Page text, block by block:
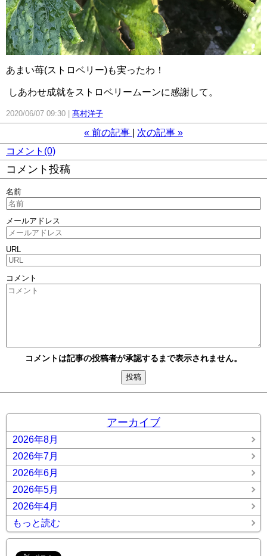
あまい苺(ストロベリー)も実ったわ！
しあわせ成就をストロベリームーンに感謝して。
2020/06/07 09:30 髙村洋子
« 前の記事 次の記事 »
コメント(0)
コメント投稿
名前
メールアドレス
URL
コメント
コメントは記事の投稿者が承認するまで表示されません。
アーカイブ
2026年8月
2026年7月
2026年6月
2026年5月
2026年4月
もっと読む